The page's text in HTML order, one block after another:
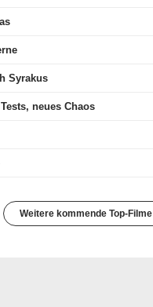
Syrakus
neues Chaos
Weitere kommende Top-Filme